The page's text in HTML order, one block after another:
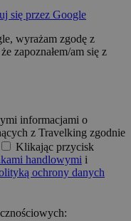
się przez Google
wyrażam zgodę z
zapoznałem/am się z
informacjami o
z Travelking zgodnie
Klikając przycisk
handlowymi i
ochrony danych